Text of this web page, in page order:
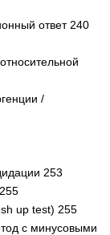
ответ 240
/
253
up test) 255
с минусовыми